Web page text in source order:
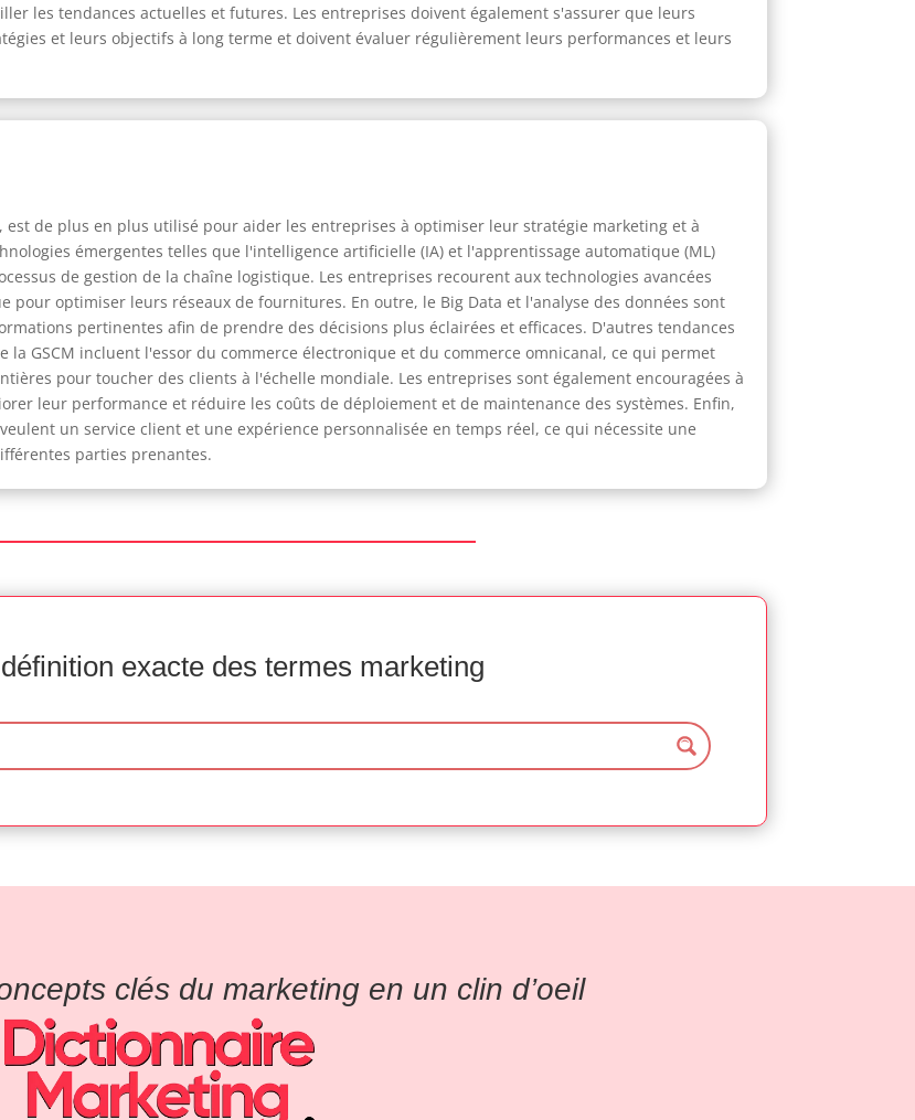
les tendances actuelles et futures. Les entreprises doivent également s'assurer que leurs
et leurs objectifs à long terme et doivent évaluer régulièrement leurs performances et leurs
est de plus en plus utilisé pour aider les entreprises à optimiser leur stratégie marketing et à
émergentes telles que l'intelligence artificielle (IA) et l'apprentissage automatique (ML)
de gestion de la chaîne logistique. Les entreprises recourent aux technologies avancées
pour optimiser leurs réseaux de fournitures. En outre, le Big Data et l'analyse des données sont
pertinentes afin de prendre des décisions plus éclairées et efficaces. D'autres tendances
GSCM incluent l'essor du commerce électronique et du commerce omnicanal, ce qui permet
pour toucher des clients à l'échelle mondiale. Les entreprises sont également encouragées à
leur performance et réduire les coûts de déploiement et de maintenance des systèmes. Enfin,
un service client et une expérience personnalisée en temps réel, ce qui nécessite une
parties prenantes.
exacte des termes marketing
clés du marketing en un clin d’oeil